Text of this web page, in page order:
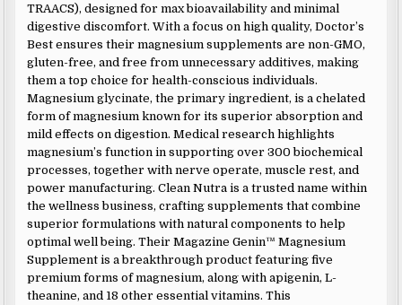
TRAACS), designed for max bioavailability and minimal
digestive discomfort. With a focus on high quality, Doctor’s
Best ensures their magnesium supplements are non-GMO,
gluten-free, and free from unnecessary additives, making
them a top choice for health-conscious individuals.
Magnesium glycinate, the primary ingredient, is a chelated
form of magnesium known for its superior absorption and
mild effects on digestion. Medical research highlights
magnesium’s function in supporting over 300 biochemical
processes, together with nerve operate, muscle rest, and
power manufacturing. Clean Nutra is a trusted name within
the wellness business, crafting supplements that combine
superior formulations with natural components to help
optimal well being. Their Magazine Genin™ Magnesium
Supplement is a breakthrough product featuring five
premium forms of magnesium, along with apigenin, L-
theanine, and 18 other essential vitamins. This